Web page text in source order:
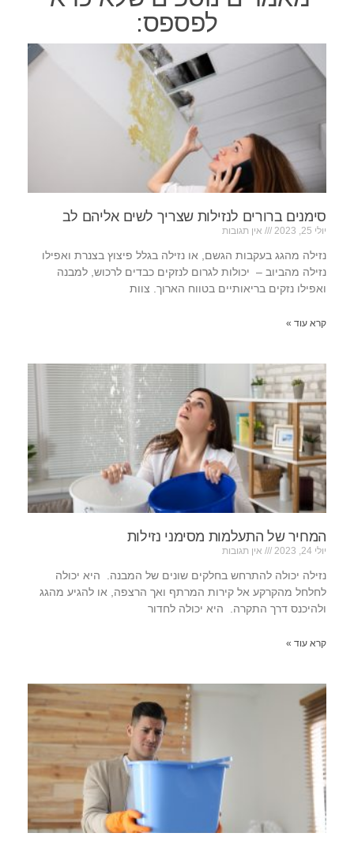
לפספס:
סימנים ברורים לנזילות שצריך לשים אליהם לב
יולי 25, 2023 אין תגובות
נזילה מהגג בעקבות הגשם, או נזילה בגלל פיצוץ בצנרת ואפילו
נזילה מהביוב – יכולות לגרום לנזקים כבדים לרכוש, למבנה
ואפילו נזקים בריאותיים בטווח הארוך. צוות
קרא עוד »
המחיר של התעלמות מסימני נזילות
יולי 24, 2023 אין תגובות
נזילה יכולה להתרחש בחלקים שונים של המבנה. היא יכולה
לחלחל מהקרקע אל קירות המרתף ואך הרצפה, או להגיע מהגג
ולהיכנס דרך התקרה. היא יכולה לחדור
קרא עוד »